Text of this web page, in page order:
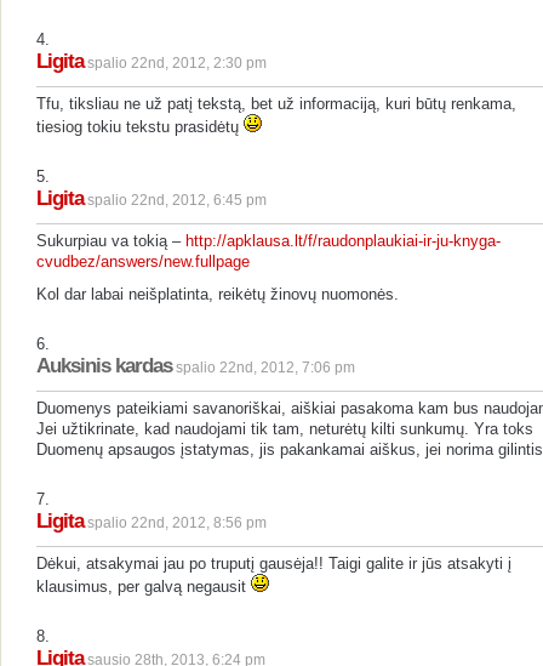
4.
Ligita spalio 22nd, 2012, 2:30 pm
Tfu, tiksliau ne už patį tekstą, bet už informaciją, kuri būtų renkama,
tiesiog tokiu tekstu prasidėtų
5.
Ligita spalio 22nd, 2012, 6:45 pm
Sukurpiau va tokią – http://apklausa.lt/f/raudonplaukiai-ir-ju-knyga-
cvudbez/answers/new.fullpage
Kol dar labai neišplatinta, reikėtų žinovų nuomonės.
6.
Auksinis kardas spalio 22nd, 2012, 7:06 pm
Duomenys pateikiami savanoriškai, aiškiai pasakoma kam bus
Jei užtikrinate, kad naudojami tik tam, neturėtų kilti sunkumų. Yra toks
Duomenų apsaugos įstatymas, jis pakankamai aiškus, jei norima
7.
Ligita spalio 22nd, 2012, 8:56 pm
Dėkui, atsakymai jau po truputį gausėja!! Taigi galite ir jūs atsakyti į
klausimus, per galvą negausit
8.
Ligita sausio 28th, 2013, 6:24 pm